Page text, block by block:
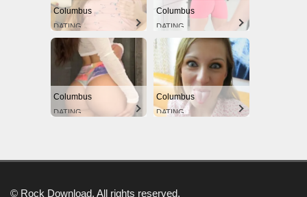
Columbus
DATING
Columbus
DATING
Columbus
DATING
Columbus
DATING
© Rock Download. All rights reserved.